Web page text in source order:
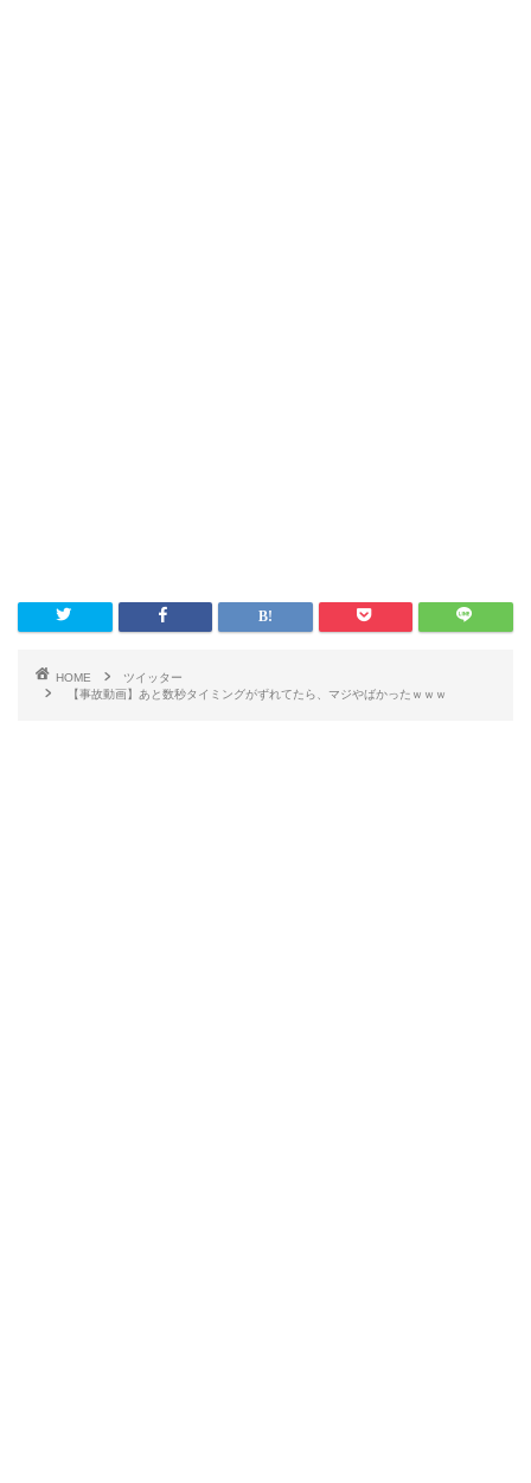
HOME
ツイッター
【事故動画】あと数秒タイミングがずれてたら、マジやばかったｗｗｗ